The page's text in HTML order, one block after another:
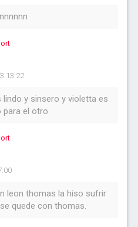
13:22
lindo y sinsero y violetta es
para el otro
leon thomas la hiso sufrir
quede con thomas.